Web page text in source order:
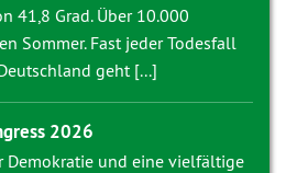
41,8 Grad. Über 10.000
Sommer. Fast jeder Todesfall
geht [...]
2026
Demokratie und eine vielfältige